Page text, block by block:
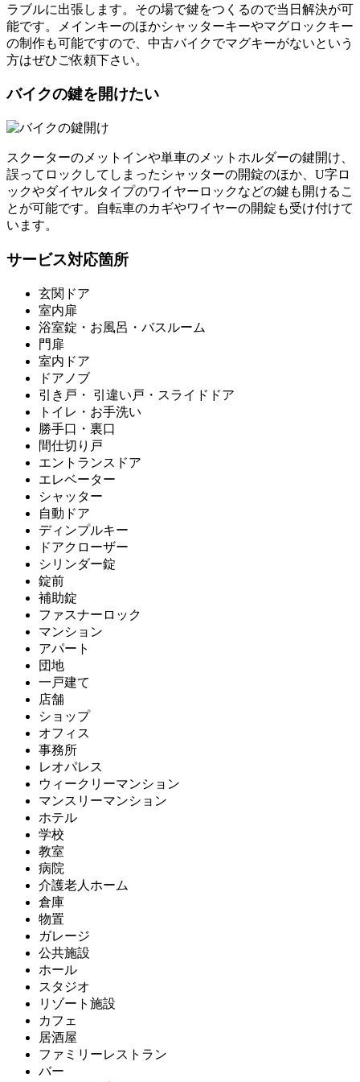
ラブルに出張します。その場で鍵をつくるので当日解決が可
能です。メインキーのほかシャッターキーやマグロックキー
の制作も可能ですので、中古バイクでマグキーがないという
方はぜひご依頼下さい。
バイクの鍵を開けたい
スクーターのメットインや単車のメットホルダーの鍵開け、
誤ってロックしてしまったシャッターの開錠のほか、U字ロ
ックやダイヤルタイプのワイヤーロックなどの鍵も開けるこ
とが可能です。自転車のカギやワイヤーの開錠も受け付けて
います。
サービス対応箇所
玄関ドア
室内扉
浴室錠・お風呂・バスルーム
門扉
室内ドア
ドアノブ
引き戸・ 引違い戸・スライドドア
トイレ・お手洗い
勝手口・裏口
間仕切り戸
エントランスドア
エレベーター
シャッター
自動ドア
ディンプルキー
ドアクローザー
シリンダー錠
錠前
補助錠
ファスナーロック
マンション
アパート
団地
一戸建て
店舗
ショップ
オフィス
事務所
レオパレス
ウィークリーマンション
マンスリーマンション
ホテル
学校
教室
病院
介護老人ホーム
倉庫
物置
ガレージ
公共施設
ホール
スタジオ
リゾート施設
カフェ
居酒屋
ファミリーレストラン
バー